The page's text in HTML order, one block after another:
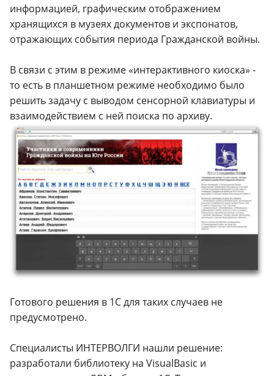
информацией, графическим отображением
хранящихся в музеях документов и экспонатов,
отражающих события периода Гражданской войны.
В связи с этим в режиме «интерактивного киоска» -
то есть в планшетном режиме необходимо было
решить задачу с выводом сенсорной клавиатуры и
взаимодействием с ней поиска по архиву.
Готового решения в 1С для таких случаев не
предусмотрено.
Специалисты ИНТЕРВОЛГИ нашли решение:
разработали библиотеку на VisualBasic и